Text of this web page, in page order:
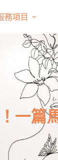
務項目
一篇